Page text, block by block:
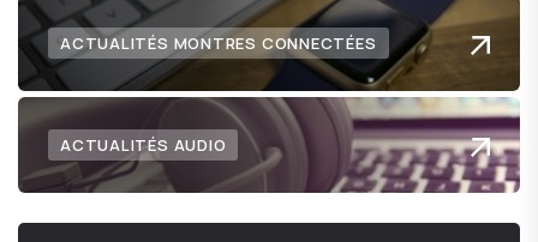
ACTUALITÉS MONTRES CONNECTÉES
ACTUALITÉS AUDIO